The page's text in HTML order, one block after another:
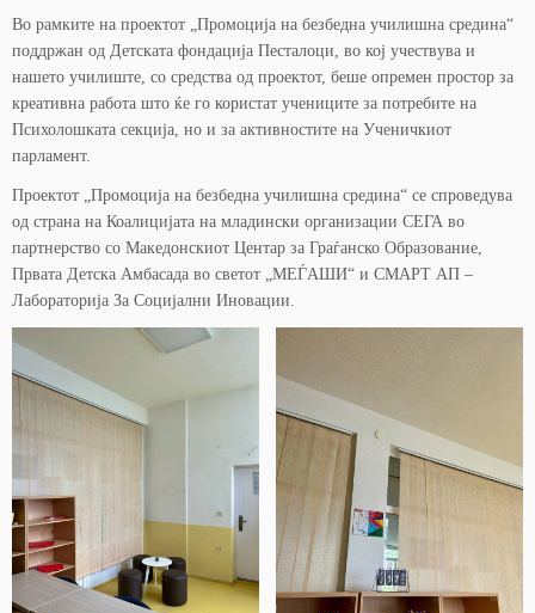
Во рамките на проектот „Промоција на безбедна училишна средина“
поддржан од Детската фондација Песталоци, во кој учествува и
нашето училиште, со средства од проектот, беше опремен простор за
креативна работа што ќе го користат учениците за потребите на
Психолошката секција, но и за активностите на Ученичкиот
парламент.
Проектот „Промоција на безбедна училишна средина“ се спроведува
од страна на Коалицијата на младински организации СЕГА во
партнерство со Македонскиот Центар за Граѓанско Образование,
Првата Детска Амбасада во светот „МЕЃАШИ“ и СМАРТ АП –
Лабораторија За Социјални Иновации.